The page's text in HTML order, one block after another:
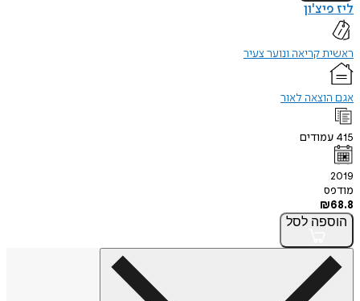
ליז פיצ'ון
ראשית קריאה ונוער צעיר
אגם הוצאה לאור
415 עמודים
2019
מודפס
₪68.8
הוספה לסל